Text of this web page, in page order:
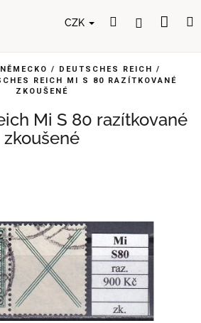
CZK HledatPřihlášení
NĚMECKO / DEUTSCHES REICH /
REICH MI S 80 RAZÍTKOVANÉ
ZKOUŠENÉ
Mi S 80 razítkované
zkoušené